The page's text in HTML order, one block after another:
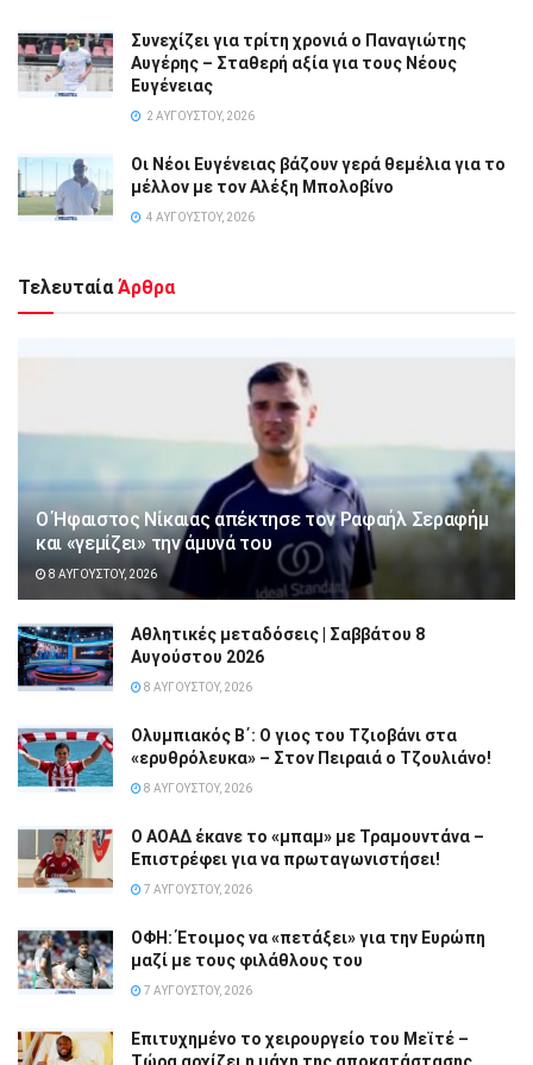
Συνεχίζει για τρίτη χρονιά ο Παναγιώτης
Αυγέρης – Σταθερή αξία για τους Νέους
Ευγένειας
2 ΑΥΓΟΎΣΤΟΥ, 2026
Οι Νέοι Ευγένειας βάζουν γερά θεμέλια για το
μέλλον με τον Αλέξη Μπολοβίνο
4 ΑΥΓΟΎΣΤΟΥ, 2026
Τελευταία Άρθρα
Ο Ήφαιστος Νίκαιας απέκτησε τον Ραφαήλ Σεραφήμ
και «γεμίζει» την άμυνά του
8 ΑΥΓΟΎΣΤΟΥ, 2026
Αθλητικές μεταδόσεις | Σαββάτου 8
Αυγούστου 2026
8 ΑΥΓΟΎΣΤΟΥ, 2026
Ολυμπιακός Β΄: Ο γιος του Τζιοβάνι στα
«ερυθρόλευκα» – Στον Πειραιά ο Τζουλιάνο!
8 ΑΥΓΟΎΣΤΟΥ, 2026
Ο ΑΟΑΔ έκανε το «μπαμ» με Τραμουντάνα –
Επιστρέφει για να πρωταγωνιστήσει!
7 ΑΥΓΟΎΣΤΟΥ, 2026
ΟΦΗ: Έτοιμος να «πετάξει» για την Ευρώπη
μαζί με τους φιλάθλους του
7 ΑΥΓΟΎΣΤΟΥ, 2026
Επιτυχημένο το χειρουργείο του Μεϊτέ –
Τώρα αρχίζει η μάχη της αποκατάστασης